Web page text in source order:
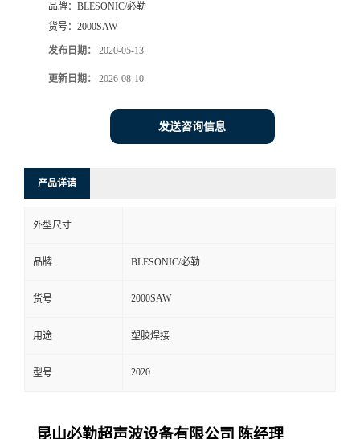
品牌： BLESONIC/必勒
货号： 2000SAW
发布日期： 2020-05-13
更新日期： 2026-08-10
发送咨询信息
产品详请
外型尺寸
品牌 BLESONIC/必勒
货号 2000SAW
用途 塑胶焊接
型号 2020
昆山必勒超声波设备有限公司 陈经理